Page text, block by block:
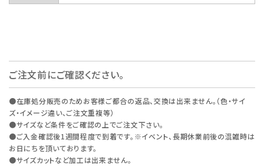
ご注文前にご確認ください。
●在庫処分販売のためお客様ご都合の返品、交換は出来ません。（色・サイ
ズ・イメージ違い、ご注文重複等）
●サイズなど条件をご確認の上でご注文下さい。
●ご入金確認後1週間程度で到着です。※イベント、長期休業前後の混雑時は
お日にちを頂いております。
●サイズカットなど加工は出来ません。